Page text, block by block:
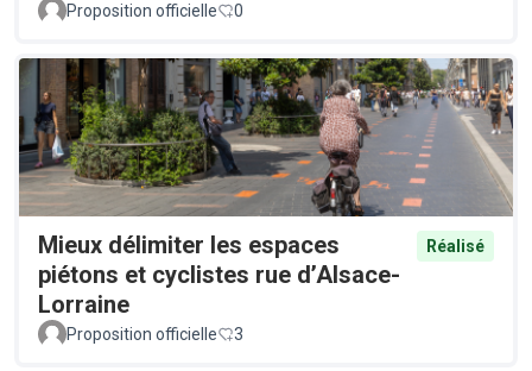
Proposition officielle 0
Mieux délimiter les espaces
piétons et cyclistes rue d’Alsace-
Lorraine
Réalisé
Proposition officielle 3